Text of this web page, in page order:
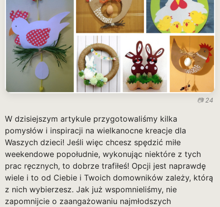
24
W dzisiejszym artykule przygotowaliśmy kilka
pomysłów i inspiracji na wielkanocne kreacje dla
Waszych dzieci! Jeśli więc chcesz spędzić miłe
weekendowe popołudnie, wykonując niektóre z tych
prac ręcznych, to dobrze trafiłeś! Opcji jest naprawdę
wiele i to od Ciebie i Twoich domowników zależy, którą
z nich wybierzesz. Jak już wspomnieliśmy, nie
zapomnijcie o zaangażowaniu najmłodszych